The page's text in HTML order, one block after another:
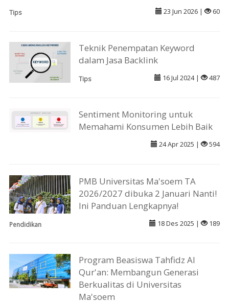
Tips 23 Jun 2026 | 60
Teknik Penempatan Keyword
dalam Jasa Backlink
Tips 16 Jul 2024 | 487
Sentiment Monitoring untuk
Memahami Konsumen Lebih Baik
24 Apr 2025 | 594
PMB Universitas Ma'soem TA
2026/2027 dibuka 2 Januari Nanti!
Ini Panduan Lengkapnya!
Pendidikan 18 Des 2025 | 189
Program Beasiswa Tahfidz Al
Qur'an: Membangun Generasi
Berkualitas di Universitas
Ma'soem